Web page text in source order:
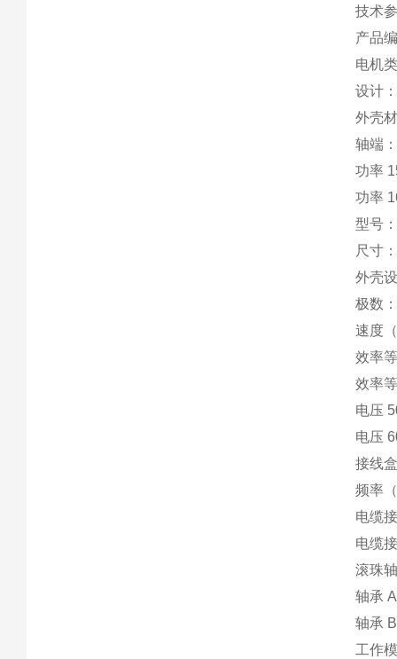
技术
产品
电机
设计
外壳
轴端
功率
功率
型号
尺寸
外壳
极数
速度
效率
效率
电压
电压
接线
频率
电缆
电缆
滚珠
轴承
轴承
工作